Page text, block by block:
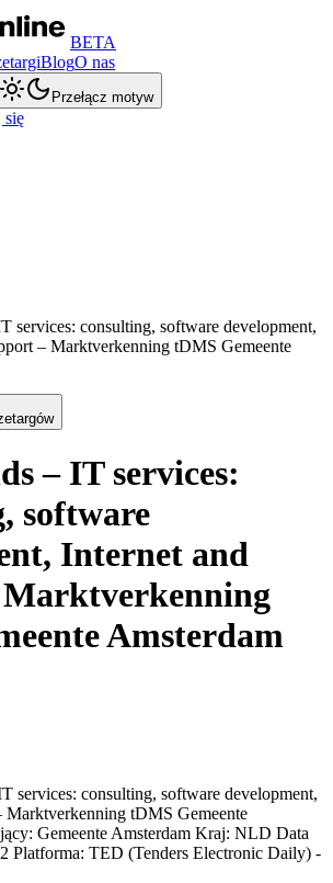
BETA
BlogO nas
Przełącz motyw
się
services: consulting, software development,
– Marktverkenning tDMS Gemeente
– IT services:
software
Internet and
Amsterdam
services: consulting, software development,
Marktverkenning tDMS Gemeente
Gemeente Amsterdam Kraj: NLD Data
Platforma: TED (Tenders Electronic Daily) -